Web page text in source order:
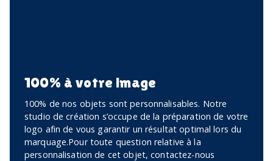
100% à votre image
100% de nos objets sont personnalisables. Notre
studio de création s’occupe de la préparation de votre
logo afin de vous garantir un résultat optimal lors du
marquage.Pour toute question relative à la
personnalisation de cet objet, contactez-nous